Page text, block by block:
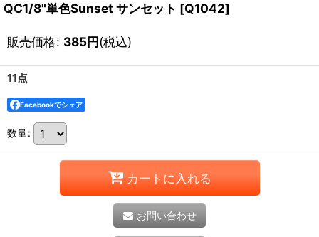
QC1/8"単色Sunset サンセット [Q1042]
販売価格: 385円(税込)
11点
Facebookでシェア
数量:
カートに入れる
お問い合わせ